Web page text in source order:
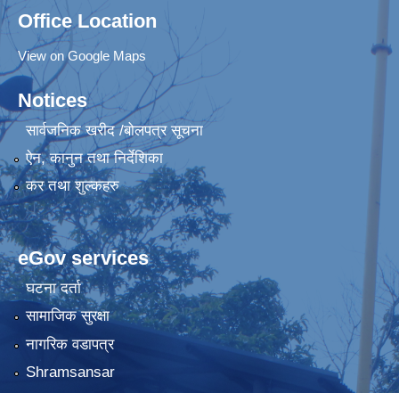
Office Location
View on Google Maps
Notices
सार्वजनिक खरीद /बोलपत्र सूचना
ऐन, कानुन तथा निर्देशिका
कर तथा शुल्कहरु
eGov services
घटना दर्ता
सामाजिक सुरक्षा
नागरिक वडापत्र
Shramsansar